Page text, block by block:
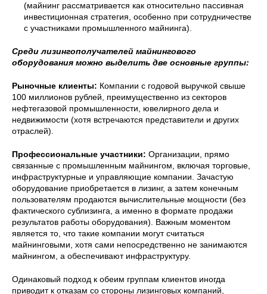
(майнинг рассматривается как относительно пассивная
инвестиционная стратегия, особенно при сотрудничестве
с участниками промышленного майнинга).
Среди лизингополучателей майнингового
оборудования можно выделить две основные группы:
Рыночные клиенты: Компании с годовой выручкой свыше
100 миллионов рублей, преимущественно из секторов
нефтегазовой промышленности, ювелирного дела и
недвижимости (хотя встречаются представители и других
отраслей).
Профессиональные участники: Организации, прямо
связанные с промышленным майнингом, включая торговые,
инфраструктурные и управляющие компании. Зачастую
оборудование приобретается в лизинг, а затем конечным
пользователям продаются вычислительные мощности (без
фактического сублизинга, а именно в формате продажи
результатов работы оборудования). Важным моментом
является то, что такие компании могут считаться
майнинговыми, хотя сами непосредственно не занимаются
майнингом, а обеспечивают инфраструктуру.
Одинаковый подход к обеим группам клиентов иногда
приводит к отказам со стороны лизинговых компаний,